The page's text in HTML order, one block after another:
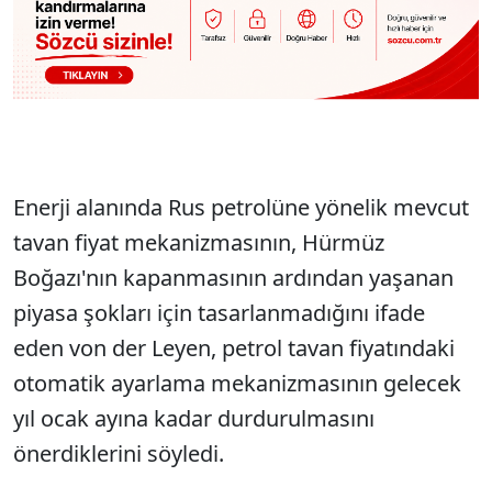
Enerji alanında Rus petrolüne yönelik mevcut
tavan fiyat mekanizmasının, Hürmüz
Boğazı'nın kapanmasının ardından yaşanan
piyasa şokları için tasarlanmadığını ifade
eden von der Leyen, petrol tavan fiyatındaki
otomatik ayarlama mekanizmasının gelecek
yıl ocak ayına kadar durdurulmasını
önerdiklerini söyledi.